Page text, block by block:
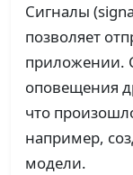
Сигналы
позволяет
приложении.
оповещения
что
например,
модели.